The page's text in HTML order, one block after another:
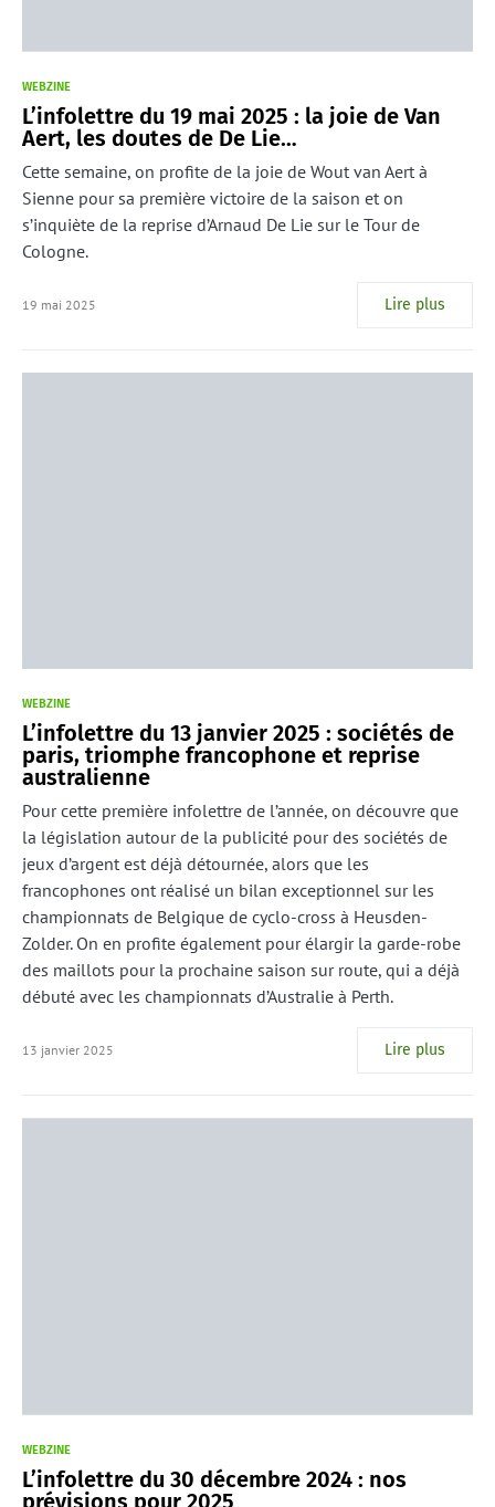
WEBZINE
L’infolettre du 19 mai 2025 : la joie de Van
Aert, les doutes de De Lie…
Cette semaine, on profite de la joie de Wout van Aert à
Sienne pour sa première victoire de la saison et on
s’inquiète de la reprise d’Arnaud De Lie sur le Tour de
Cologne.
19 mai 2025 Lire plus
WEBZINE
L’infolettre du 13 janvier 2025 : sociétés de
paris, triomphe francophone et reprise
australienne
Pour cette première infolettre de l’année, on découvre que
la législation autour de la publicité pour des sociétés de
jeux d’argent est déjà détournée, alors que les
francophones ont réalisé un bilan exceptionnel sur les
championnats de Belgique de cyclo-cross à Heusden-
Zolder. On en profite également pour élargir la garde-robe
des maillots pour la prochaine saison sur route, qui a déjà
débuté avec les championnats d’Australie à Perth.
13 janvier 2025 Lire plus
WEBZINE
L’infolettre du 30 décembre 2024 : nos
prévisions pour 2025